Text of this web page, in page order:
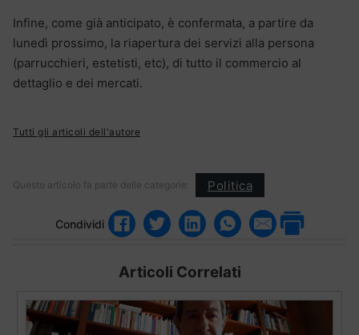
Infine, come già anticipato, è confermata, a partire da
lunedì prossimo, la riapertura dei servizi alla persona
(parrucchieri, estetisti, etc), di tutto il commercio al
dettaglio e dei mercati.
Tutti gli articoli dell'autore
Questo articolo fa parte delle categorie: Politica
Condividi
Articoli Correlati